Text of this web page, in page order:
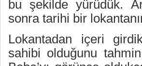
bu şekilde yürüdük.
sonra tarihi bir
Lokantadan içeri
sahibi olduğunu